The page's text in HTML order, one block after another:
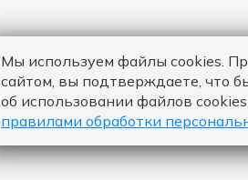
Мы используем файлы cookies.
сайтом, вы подтверждаете, что
об использовании файлов
правилами обработки